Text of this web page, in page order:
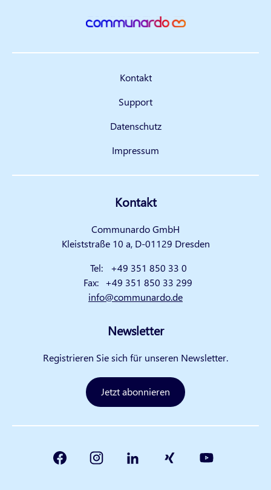
Kontakt
Support
Datenschutz
Impressum
Kontakt
Communardo GmbH
Kleiststraße 10 a, D-01129 Dresden
Tel:
+49 351 850 33 0
Fax: +49 351 850 33 299
info@communardo.de
Newsletter
Registrieren Sie sich für unseren Newsletter.
Jetzt abonnieren